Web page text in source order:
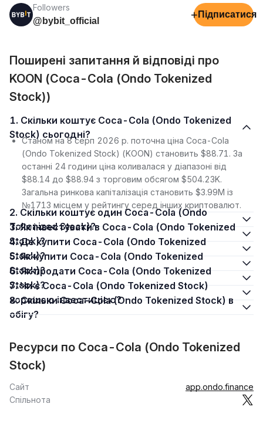
Followers
@bybit_official
+ Підписатися
Поширені запитання й відповіді про
KOON (Coca-Cola (Ondo Tokenized
Stock))
1. Скільки коштує Coca-Cola (Ondo Tokenized
Stock) сьогодні?
Станом на 8 серп 2026 р. поточна ціна Coca-Cola
(Ondo Tokenized Stock) (KOON) становить $88.71. За
останні 24 години ціна коливалася у діапазоні від
$88.14 до $88.94 з торговим обсягом $504.23K.
Загальна ринкова капіталізація становить $3.99M із
№1713 місцем у рейтингу серед інших криптовалют.
2. Скільки коштує один Coca-Cola (Ondo
Tokenized Stock)?
3. Як інвестувати в Coca-Cola (Ondo Tokenized
Stock)?
4. Де купити Coca-Cola (Ondo Tokenized
Stock)?
5. Як купити Coca-Cola (Ondo Tokenized
Stock)?
6. Як продати Coca-Cola (Ondo Tokenized
Stock)?
7. Чи є Coca-Cola (Ondo Tokenized Stock)
хорошою інвестицією?
8. Скільки Coca-Cola (Ondo Tokenized Stock) в
обігу?
Ресурси по Coca-Cola (Ondo Tokenized
Stock)
Сайт
app.ondo.finance
Спільнота